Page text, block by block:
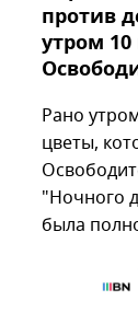
против
утром
Рано
цветы,
"Ночного
была